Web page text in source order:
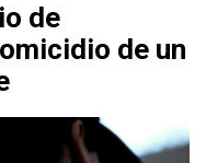
de
de un